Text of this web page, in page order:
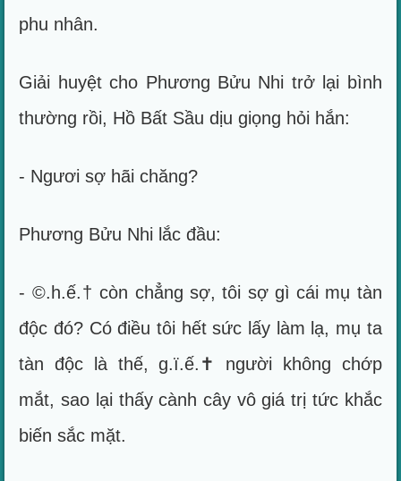
phu nhân.
Giải huyệt cho Phương Bửu Nhi trở lại bình
thường rồi, Hồ Bất Sầu dịu giọng hỏi hắn:
- Ngươi sợ hãi chăng?
Phương Bửu Nhi lắc đầu:
- ©.h.ế.† còn chẳng sợ, tôi sợ gì cái mụ tàn
độc đó? Có điều tôi hết sức lấy làm lạ, mụ ta
tàn độc là thế, g.ï.ế.✝ người không chớp
mắt, sao lại thấy cành cây vô giá trị tức khắc
biến sắc mặt.